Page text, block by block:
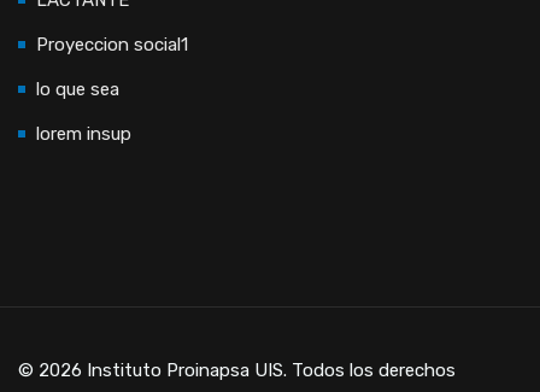
Proyeccion social1
lo que sea
lorem insup
© 2026 Instituto Proinapsa UIS. Todos los derechos